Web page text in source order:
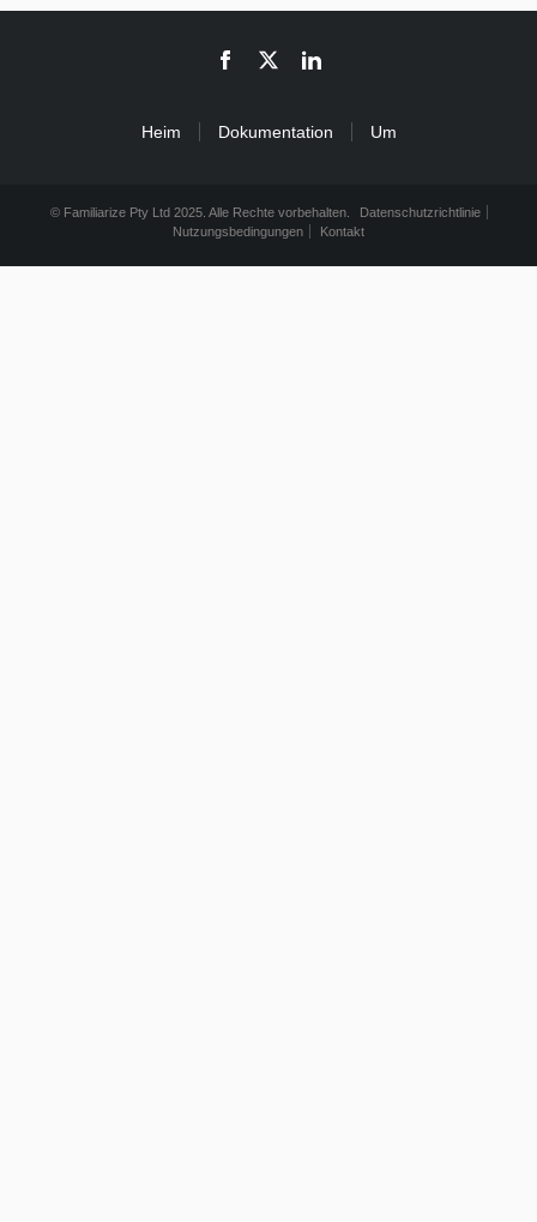
Heim Dokumentation Um
© Familiarize Pty Ltd 2025. Alle Rechte vorbehalten.
Datenschutzrichtlinie
Nutzungsbedingungen
Kontakt